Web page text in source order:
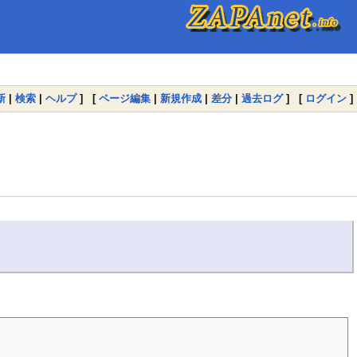
| 検索 | ヘルプ] [ ページ編集 | 新規作成 | 差分 | 過去ログ] [ ログイン ]